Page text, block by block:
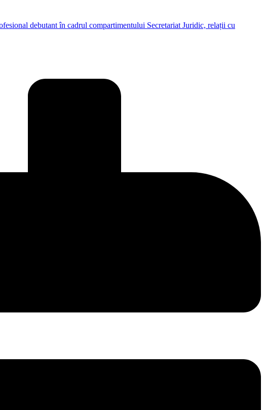
debutant în cadrul compartimentului Secretariat Juridic, relații cu